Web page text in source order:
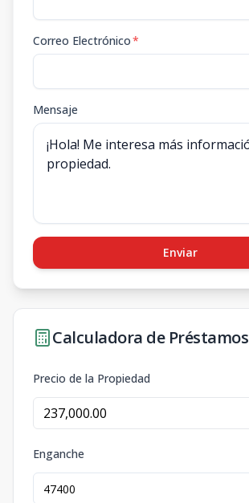
Correo Electrónico*
Mensaje
Enviar
Calculadora de Préstamos
Precio de la Propiedad
Enganche